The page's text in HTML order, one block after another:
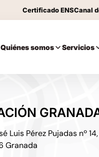
Certificado ENSCanal
Quiénes somos Servicios
Luis Pérez Pujadas nº
Granada